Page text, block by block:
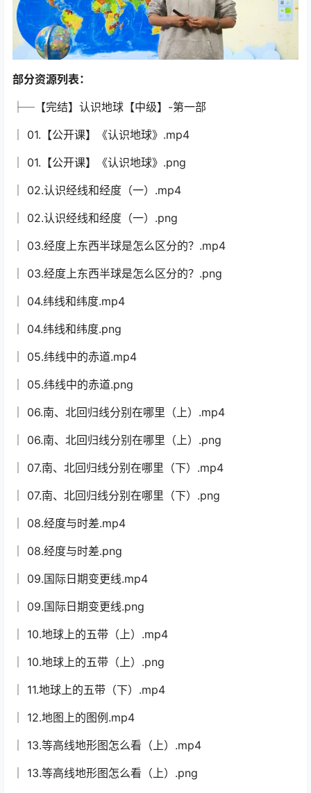
部分资源列表：
├─【完结】认识地球【中级】-第一部
│ 01.【公开课】《认识地球》.mp4
│ 01.【公开课】《认识地球》.png
│ 02.认识经线和经度（一）.mp4
│ 02.认识经线和经度（一）.png
│ 03.经度上东西半球是怎么区分的？.mp4
│ 03.经度上东西半球是怎么区分的？.png
│ 04.纬线和纬度.mp4
│ 04.纬线和纬度.png
│ 05.纬线中的赤道.mp4
│ 05.纬线中的赤道.png
│ 06.南、北回归线分别在哪里（上）.mp4
│ 06.南、北回归线分别在哪里（上）.png
│ 07.南、北回归线分别在哪里（下）.mp4
│ 07.南、北回归线分别在哪里（下）.png
│ 08.经度与时差.mp4
│ 08.经度与时差.png
│ 09.国际日期变更线.mp4
│ 09.国际日期变更线.png
│ 10.地球上的五带（上）.mp4
│ 10.地球上的五带（上）.png
│ 11.地球上的五带（下）.mp4
│ 12.地图上的图例.mp4
│ 13.等高线地形图怎么看（上）.mp4
│ 13.等高线地形图怎么看（上）.png